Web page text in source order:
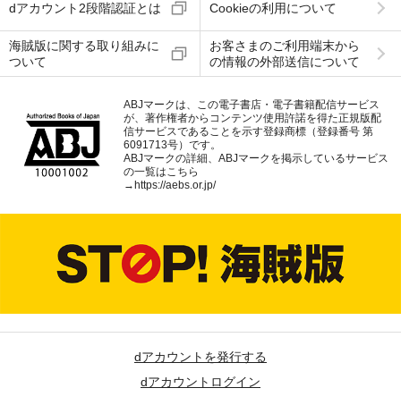
dアカウント2段階認証とは Cookieの利用について
海賊版に関する取り組みに
ついて
お客さまのご利用端末から
の情報の外部送信について
ABJマークは、この電子書店・電子書籍配信サービス
が、著作権者からコンテンツ使用許諾を得た正規版配
信サービスであることを示す登録商標（登録番号 第
6091713号）です。
ABJマークの詳細、ABJマークを掲示しているサービス
の一覧はこちら
→ https://aebs.or.jp/
dアカウントを発行する
dアカウントログイン